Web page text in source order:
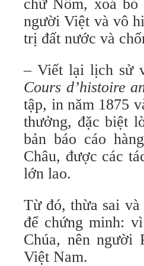
chữ Nôm, xoá
người Việt và vô
trị đất nước và
Cours d’histoire
tập, in năm 1875
thưởng, đặc biệt
bản báo cáo
Châu, được các
lớn lao.
Từ đó, thừa sai và
để chứng minh:
Chúa, nên người
Việt Nam.